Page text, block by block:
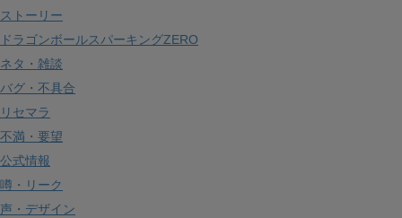
ストーリー
ドラゴンボールスパーキングZERO
ネタ・雑談
バグ・不具合
リセマラ
不満・要望
公式情報
噂・リーク
声・デザイン